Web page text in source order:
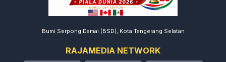
Bumi Serpong Damai (BSD), Kota Tangerang Selatan
RAJAMEDIA NETWORK